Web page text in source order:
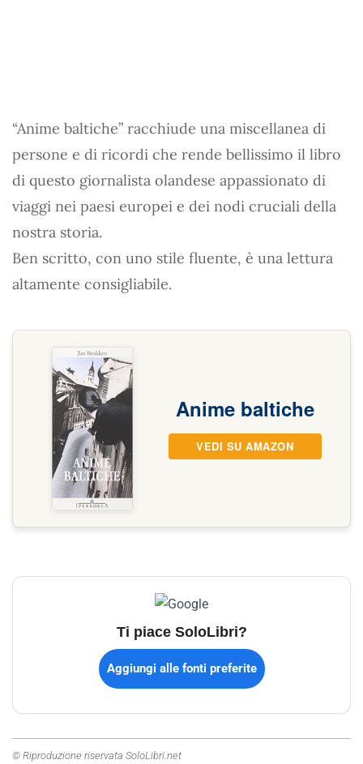
“Anime baltiche” racchiude una miscellanea di
persone e di ricordi che rende bellissimo il libro
di questo giornalista olandese appassionato di
viaggi nei paesi europei e dei nodi cruciali della
nostra storia.
Ben scritto, con uno stile fluente, è una lettura
altamente consigliabile.
Anime baltiche
VEDI SU AMAZON
Ti piace SoloLibri?
Aggiungi alle fonti preferite
© Riproduzione riservata SoloLibri.net